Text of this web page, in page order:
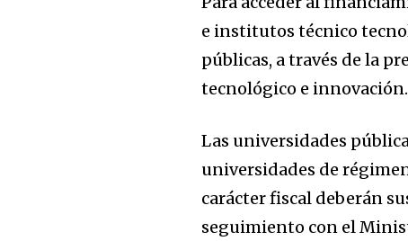
e institutos técnico
públicas, a través de la
tecnológico e innovación.
Las universidades
universidades de
carácter fiscal deberán
seguimiento con el